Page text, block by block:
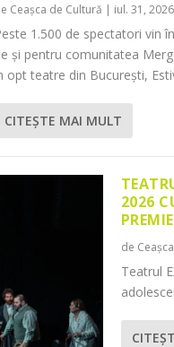
Ceașca de Cultură | iul. 31, 2026
1.500 de spectatori vin
și pentru comunitatea
opt teatre din București,
CITEŞTE MAI MULT
2026
de
Teatrul